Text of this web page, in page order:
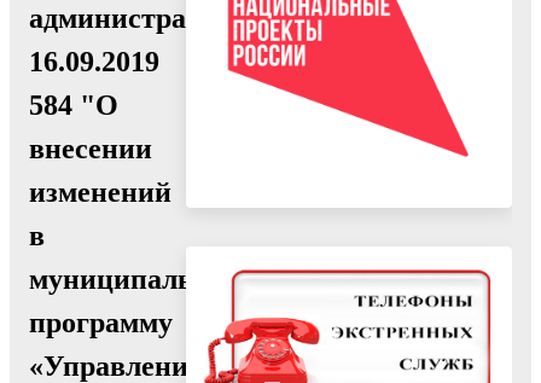
администрации
16.09.2019
584 "О
внесении
изменений
в
муниципальную
программу
«Управление